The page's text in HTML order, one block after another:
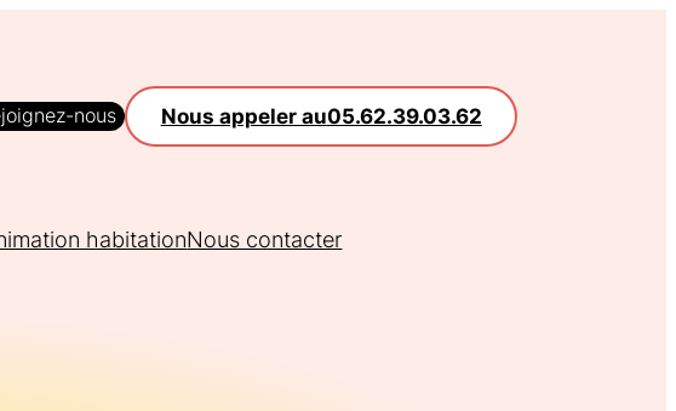
nous Nous appeler au05.62.39.03.62
habitationNous contacter